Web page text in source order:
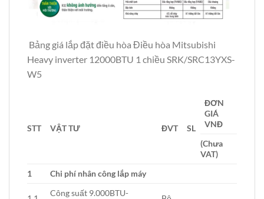
Bảng giá lắp đặt điều hòa Điều hòa Mitsubishi
Heavy inverter 12000BTU 1 chiều SRK/SRC13YXS-
W5
STT VẬT TƯ ĐVT SL
ĐƠN
GIÁ
VNĐ
(Chưa
VAT)
1
Chi phí nhân công lắp máy
Công suất 9.000BTU-